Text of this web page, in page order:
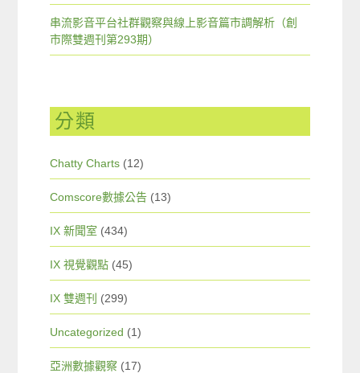
串流影音平台社群觀察與線上影音篇市調解析（創
市際雙週刊第293期）
分類
Chatty Charts (12)
Comscore數據公告 (13)
IX 新聞室 (434)
IX 視覺觀點 (45)
IX 雙週刊 (299)
Uncategorized (1)
亞洲數據觀察 (17)